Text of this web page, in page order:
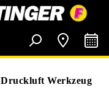
Druckluft Werkzeug